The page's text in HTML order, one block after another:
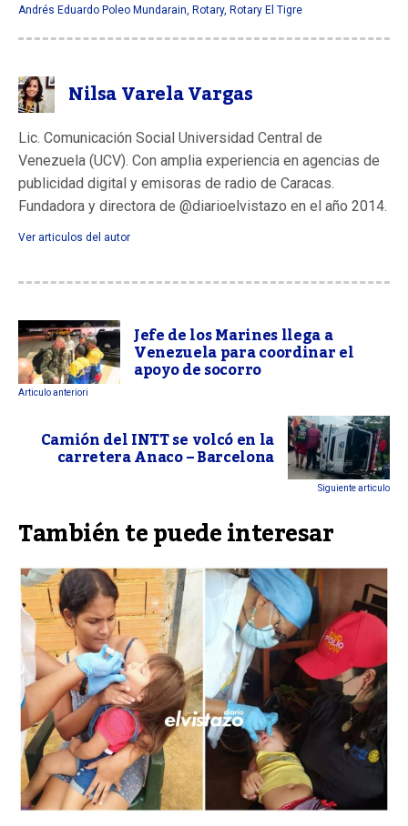
Andrés Eduardo Poleo Mundarain, Rotary, Rotary El Tigre
Nilsa Varela Vargas
Lic. Comunicación Social Universidad Central de
Venezuela (UCV). Con amplia experiencia en agencias de
publicidad digital y emisoras de radio de Caracas.
Fundadora y directora de @diarioelvistazo en el año 2014.
Ver articulos del autor
Jefe de los Marines llega a
Venezuela para coordinar el
apoyo de socorro
Articulo anteriori
Camión del INTT se volcó en la
carretera Anaco – Barcelona
Siguiente articulo
También te puede interesar